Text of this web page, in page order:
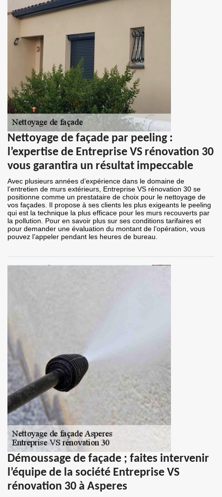
Nettoyage de façade par peeling :
l’expertise de Entreprise VS rénovation 30
vous garantira un résultat impeccable
Avec plusieurs années d’expérience dans le domaine de
l’entretien de murs extérieurs, Entreprise VS rénovation 30 se
positionne comme un prestataire de choix pour le nettoyage de
vos façades. Il propose à ses clients les plus exigeants le peeling
qui est la technique la plus efficace pour les murs recouverts par
la pollution. Pour en savoir plus sur ses conditions tarifaires et
pour demander une évaluation du montant de l’opération, vous
pouvez l’appeler pendant les heures de bureau.
Démoussage de façade ; faites intervenir
l’équipe de la société Entreprise VS
rénovation 30 à Asperes